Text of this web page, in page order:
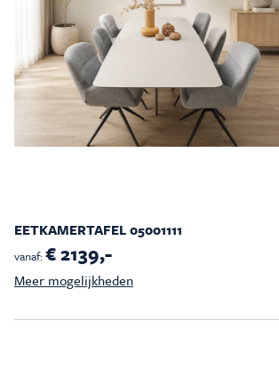
EETKAMERTAFEL 05001111
vanaf:€ 2139,-
Meer mogelijkheden